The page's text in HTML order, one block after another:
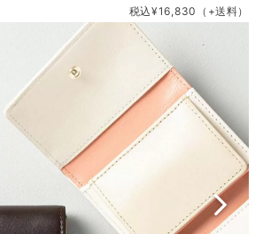
税込¥16,830 （+送料）